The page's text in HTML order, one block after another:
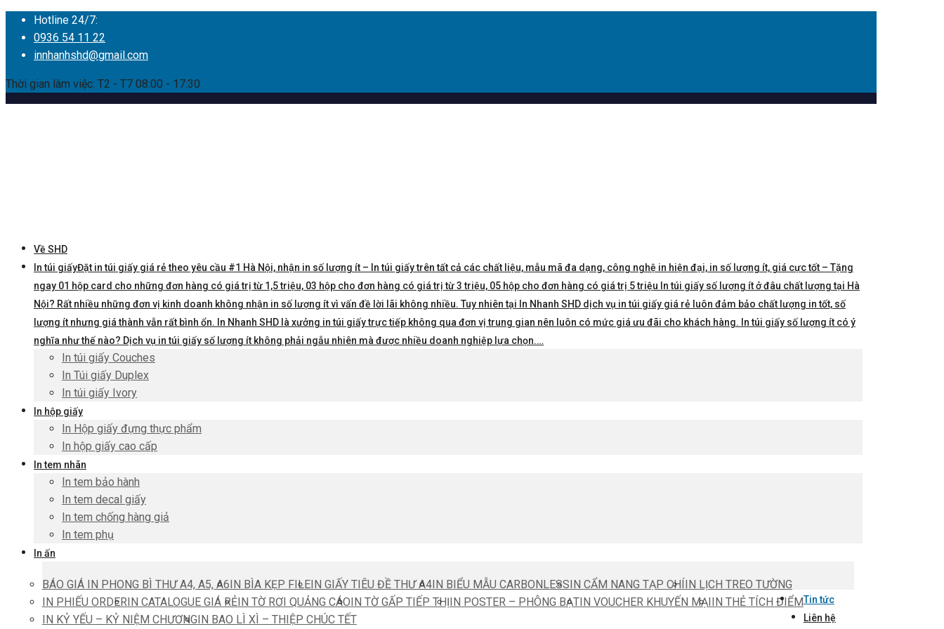
Hotline 24/7:
0936 54 11 22
innhanhshd@gmail.com
Thời gian làm việc: T2 - T7 08:00 - 17:30
Về SHD
In túi giấyĐặt in túi giấy giá rẻ theo yêu cầu #1 Hà Nội, nhận in số lượng ít – In túi giấy trên tất cả các chất liệu, mẫu mã đa dạng, công nghệ in hiện đại, in số lượng ít, giá cực tốt – Tặng
ngay 01 hộp card cho những đơn hàng có giá trị từ 1,5 triệu, 03 hộp cho đơn hàng có giá trị từ 3 triệu, 05 hộp cho đơn hàng có giá trị 5 triệu In túi giấy số lượng ít ở đâu chất lượng tại Hà
Nội? Rất nhiều những đơn vị kinh doanh không nhận in số lượng ít vì vấn đề lời lãi không nhiều. Tuy nhiên tại In Nhanh SHD dịch vụ in túi giấy giá rẻ luôn đảm bảo chất lượng in tốt, số
lượng ít nhưng giá thành vẫn rất bình ổn. In Nhanh SHD là xưởng in túi giấy trực tiếp không qua đơn vị trung gian nên luôn có mức giá ưu đãi cho khách hàng. In túi giấy số lượng ít có ý
nghĩa như thế nào? Dịch vụ in túi giấy số lượng ít không phải ngẫu nhiên mà được nhiều doanh nghiệp lựa chọn.…
In túi giấy Couches
In Túi giấy Duplex
In túi giấy Ivory
In hộp giấy
In Hộp giấy đựng thực phẩm
In hộp giấy cao cấp
In tem nhãn
In tem bảo hành
In tem decal giấy
In tem chống hàng giả
In tem phụ
In ấn
BÁO GIÁ IN PHONG BÌ THƯ A4, A5, A6IN BÌA KẸP FILEIN GIẤY TIÊU ĐỀ THƯ A4IN BIỂU MẪU CARBONLESSIN CẨM NANG TẠP CHÍIN LỊCH TREO TƯỜNG
IN PHIẾU ORDERIN CATALOGUE GIÁ RẺIN TỜ RƠI QUẢNG CÁOIN TỜ GẤP TIẾP THỊIN POSTER – PHÔNG BẠTIN VOUCHER KHUYẾN MẠIIN THẺ TÍCH ĐIỂM
IN KỶ YẾU – KỶ NIỆM CHƯƠNGIN BAO LÌ XÌ – THIỆP CHÚC TẾT
Tin tức
Liên hệ